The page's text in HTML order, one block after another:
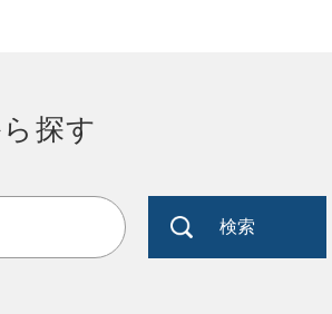
探す
検索